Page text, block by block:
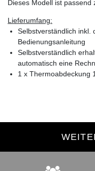
Dieses Modell ist passend
Lieferumfang:
Selbstverständlich inkl.
Bedienungsanleitung
Selbstverständlich
automatisch eine
1 x Thermoabdeckung